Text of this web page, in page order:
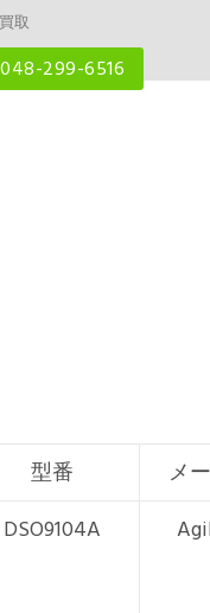
取
048-299-6516
型番
メ
DSO9104A